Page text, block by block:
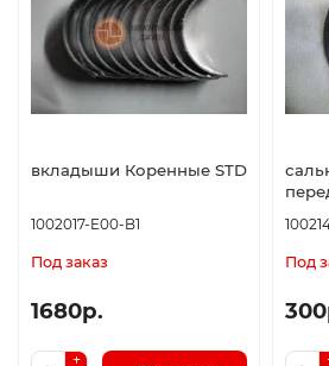
вкладыши Коренные STD
1002017-E00-B1
Под заказ
1680р.
Под